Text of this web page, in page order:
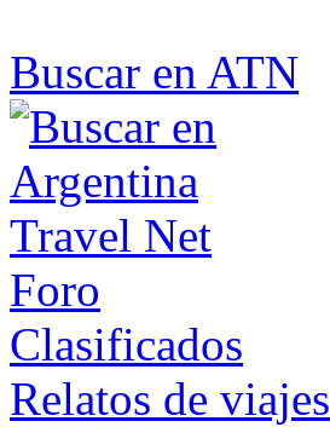
Buscar en ATN
Foro
Clasificados
Relatos de viajes